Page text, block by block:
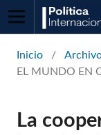
Inicio /
EL MUNDO EN
La